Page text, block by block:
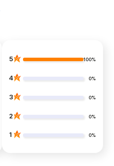
5 100%
4 0%
3 0%
2 0%
1 0%